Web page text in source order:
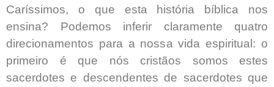
Caríssimos, o que esta história bíblica nos
ensina? Podemos inferir claramente quatro
direcionamentos para a nossa vida espiritual: o
primeiro é que nós cristãos somos estes
sacerdotes e descendentes de sacerdotes que